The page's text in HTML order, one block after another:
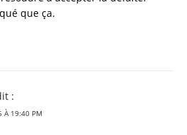
que ça.
:
À 19:40 PM